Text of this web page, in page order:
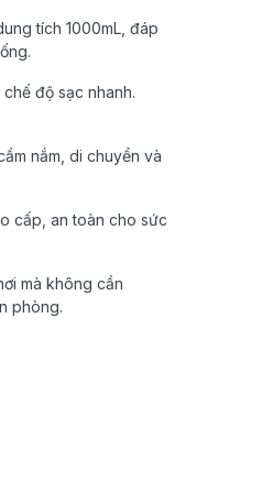
tích 1000mL, đáp
độ sạc nhanh.
nắm, di chuyển và
cấp, an toàn cho sức
mà không cần
phòng.